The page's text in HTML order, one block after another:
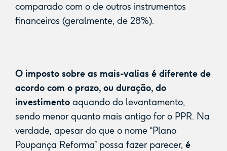
comparado com o de outros instrumentos
financeiros (geralmente, de 28%).
O imposto sobre as mais-valias é diferente de
acordo com o prazo, ou duração, do
investimentoaquando do levantamento,
sendo menor quanto mais antigo for o PPR. Na
verdade, apesar do que o nome “Plano
Poupança Reforma” possa fazer parecer, é